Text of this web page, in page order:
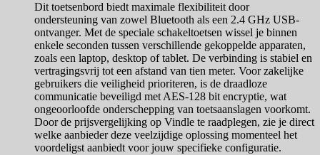
Dit toetsenbord biedt maximale flexibiliteit door
ondersteuning van zowel Bluetooth als een 2.4 GHz USB-
ontvanger. Met de speciale schakeltoetsen wissel je binnen
enkele seconden tussen verschillende gekoppelde apparaten,
zoals een laptop, desktop of tablet. De verbinding is stabiel en
vertragingsvrij tot een afstand van tien meter. Voor zakelijke
gebruikers die veiligheid prioriteren, is de draadloze
communicatie beveiligd met AES-128 bit encryptie, wat
ongeoorloofde onderschepping van toetsaanslagen voorkomt.
Door de prijsvergelijking op Vindle te raadplegen, zie je direct
welke aanbieder deze veelzijdige oplossing momenteel het
voordeligst aanbiedt voor jouw specifieke configuratie.